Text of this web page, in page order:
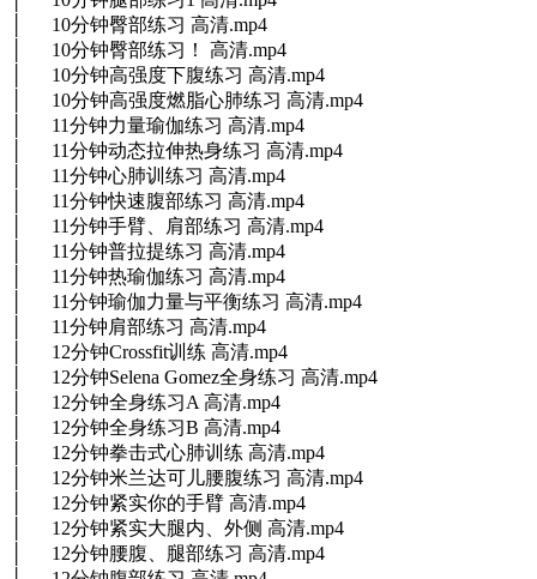
│ 10分钟臀部练习 高清.mp4
│ 10分钟臀部练习！ 高清.mp4
│ 10分钟高强度下腹练习 高清.mp4
│ 10分钟高强度燃脂心肺练习 高清.mp4
│ 11分钟力量瑜伽练习 高清.mp4
│ 11分钟动态拉伸热身练习 高清.mp4
│ 11分钟心肺训练习 高清.mp4
│ 11分钟快速腹部练习 高清.mp4
│ 11分钟手臂、肩部练习 高清.mp4
│ 11分钟普拉提练习 高清.mp4
│ 11分钟热瑜伽练习 高清.mp4
│ 11分钟瑜伽力量与平衡练习 高清.mp4
│ 11分钟肩部练习 高清.mp4
│ 12分钟Crossfit训练 高清.mp4
│ 12分钟Selena Gomez全身练习 高清.mp4
│ 12分钟全身练习A 高清.mp4
│ 12分钟全身练习B 高清.mp4
│ 12分钟拳击式心肺训练 高清.mp4
│ 12分钟米兰达可儿腰腹练习 高清.mp4
│ 12分钟紧实你的手臂 高清.mp4
│ 12分钟紧实大腿内、外侧 高清.mp4
│ 12分钟腰腹、腿部练习 高清.mp4